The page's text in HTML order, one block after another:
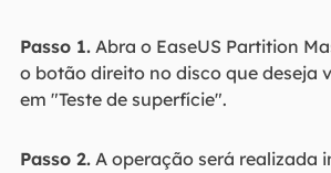
Passo 1.Abra o EaseUS Partition
o botão direito no disco que deseja
em "Teste de superfície".
Passo 2.A operação será realizada